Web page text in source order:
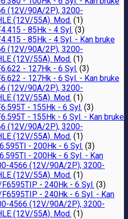
(12V/90A/2P), 3200-
(12V/55A). Mod. (1)
- 85Hk - 4 Syl. (3)
- 85Hk - 4 Syl. - Kan bruke
(12V/90A/2P), 3200-
(12V/55A). Mod. (1)
- 127Hk - 6 Syl. (3)
- 127Hk - 6 Syl. - Kan bruke
(12V/90A/2P), 3200-
(12V/55A). Mod. (1)
- 155Hk - 6 Syl. (3)
- 155Hk - 6 Syl. - Kan bruke
(12V/90A/2P), 3200-
(12V/55A). Mod. (1)
- 200Hk - 6 Syl. (3)
- 200Hk - 6 Syl. - Kan
4566 (12V/90A/2P), 3200-
(12V/55A). Mod. (1)
- 240Hk - 6 Syl. (3)
- 240Hk - 6 Syl. - Kan
4566 (12V/90A/2P), 3200-
(12V/55A). Mod. (1)